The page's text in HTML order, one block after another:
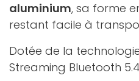
aluminium, sa forme
restant facile à
Dotée de la
Streaming Bluetooth